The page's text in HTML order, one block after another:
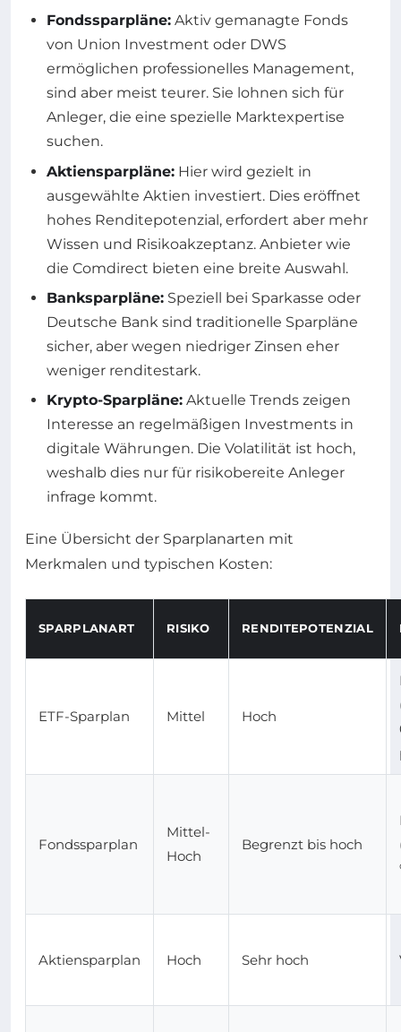
Fondssparpläne: Aktiv gemanagte Fonds
von Union Investment oder DWS
ermöglichen professionelles Management,
sind aber meist teurer. Sie lohnen sich für
Anleger, die eine spezielle Marktexpertise
suchen.
Aktiensparpläne: Hier wird gezielt in
ausgewählte Aktien investiert. Dies eröffnet
hohes Renditepotenzial, erfordert aber mehr
Wissen und Risikoakzeptanz. Anbieter wie
die Comdirect bieten eine breite Auswahl.
Banksparpläne: Speziell bei Sparkasse oder
Deutsche Bank sind traditionelle Sparpläne
sicher, aber wegen niedriger Zinsen eher
weniger renditestark.
Krypto-Sparpläne: Aktuelle Trends zeigen
Interesse an regelmäßigen Investments in
digitale Währungen. Die Volatilität ist hoch,
weshalb dies nur für risikobereite Anleger
infrage kommt.
Eine Übersicht der Sparplanarten mit
Merkmalen und typischen Kosten:
SPARPLANART RISIKO RENDITEPOTENZIAL
ETF-Sparplan Mittel Hoch
Fondssparplan
Mittel-
Hoch
Begrenzt bis hoch
Aktiensparplan Hoch Sehr hoch